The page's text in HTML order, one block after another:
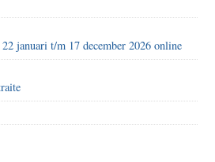
januari t/m 17 december 2026 online